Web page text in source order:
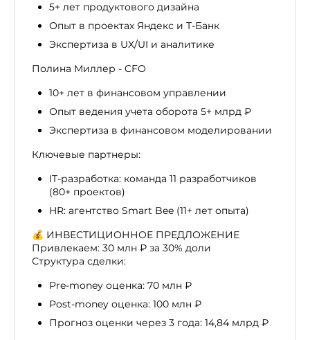
5+ лет продуктового дизайна
Опыт в проектах Яндекс и Т-Банк
Экспертиза в UX/UI и аналитике
Полина Миллер - CFO
10+ лет в финансовом управлении
Опыт ведения учета оборота 5+ млрд ₽
Экспертиза в финансовом моделировании
Ключевые партнеры:
IT-разработка: команда 11 разработчиков
(80+ проектов)
HR: агентство Smart Bee (11+ лет опыта)
💰 ИНВЕСТИЦИОННОЕ ПРЕДЛОЖЕНИЕ
Привлекаем: 30 млн ₽ за 30% доли
Структура сделки:
Pre-money оценка: 70 млн ₽
Post-money оценка: 100 млн ₽
Прогноз оценки через 3 года: 14,84 млрд ₽